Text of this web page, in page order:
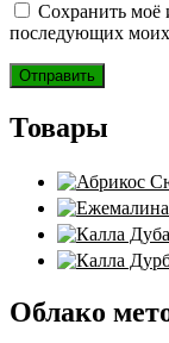
Сохранить моё
последующих
Товары
Облако